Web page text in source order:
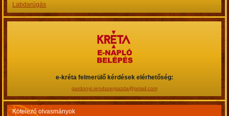
Labdarúgás
e-kréta felmerülő kérdések elérhetőség:
gardonyi.rendszergazda@gmail.com
Kötelező olvasmányok